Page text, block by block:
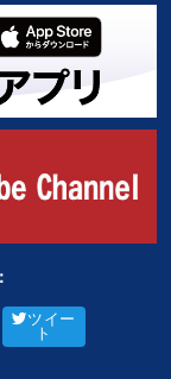
ツイー
ト